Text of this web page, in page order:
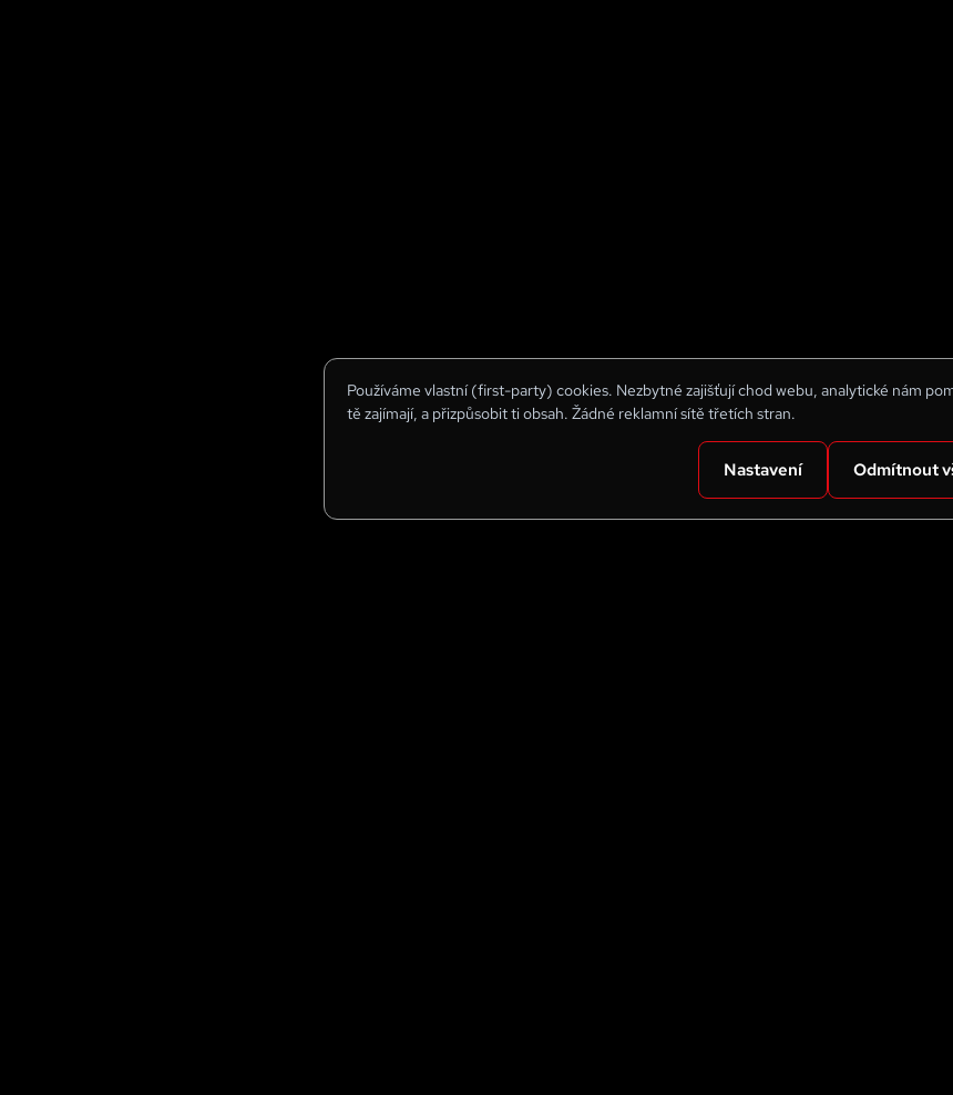
Používáme vlastní (first-party) cookies. Nezbytné zajišťují chod webu, analytické nám
tě zajímají, a přizpůsobit ti obsah. Žádné reklamní sítě třetích stran.
Nastavení Odmítnout